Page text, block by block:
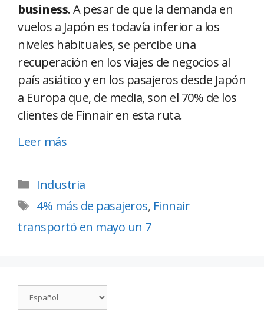
business. A pesar de que la demanda en
vuelos a Japón es todavía inferior a los
niveles habituales, se percibe una
recuperación en los viajes de negocios al
país asiático y en los pasajeros desde Japón
a Europa que, de media, son el 70% de los
clientes de Finnair en esta ruta.
Leer más
Industria
4% más de pasajeros, Finnair
transportó en mayo un 7